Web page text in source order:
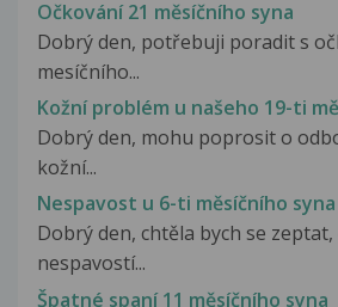
Očkování 21 měsíčního syna
Dobrý den, potřebuji poradit s
mesíčního...
Kožní problém u našeho 19-ti
Dobrý den, mohu poprosit o
kožní...
Nespavost u 6-ti měsíčního syna
Dobrý den, chtěla bych se zeptat,
nespavostí...
Špatné spaní 11 měsíčního syna